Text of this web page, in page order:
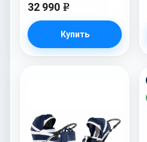
32 990 e
Купить